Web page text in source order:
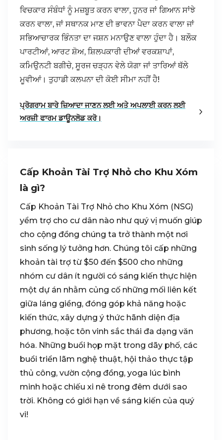
ਵਿਚਕਾਰ ਸੰਬੰਧਾਂ ਨੂੰ ਮਜ਼ਬੂਤ ਕਰਨ ਵਾਲਾ, ਹੁਨਰ ਜਾਂ ਗਿਆਨ ਸਾਂਝੇ
ਕਰਨ ਵਾਲਾ, ਜਾਂ ਸਥਾਨਕ ਮਾਣ ਦੀ ਭਾਵਨਾ ਪੈਦਾ ਕਰਨ ਵਾਲਾ ਜਾਂ
ਸਭਿਆਚਾਰਕ ਭਿੰਨਤਾ ਦਾ ਜਸ਼ਨ ਮਨਾਉਣ ਵਾਲਾ ਹੁੰਦਾ ਹੈ। ਬਲੌਕ
ਪਾਰਟੀਆਂ, ਆਰਟ ਸ਼ੋਅ, ਸ਼ਿਲਪਕਾਰੀ ਦੀਆਂ ਵਰਕਸ਼ਾਪਾਂ,
ਕਮਿਉਨਟੀ ਬਗੀਚੇ, ਸੂਰਜ ਚੜ੍ਹਨ ਵੇਲੇ ਯੋਗਾ ਜਾਂ ਤਾਰਿਆਂ ਥੱਲੇ
ਮੂਵੀਆਂ। ਤੁਹਾਡੀ ਕਲਪਨਾ ਦੀ ਕੋਈ ਸੀਮਾ ਨਹੀਂ ਹੈ!
ਪ੍ਰੋਗਰਾਮ ਬਾਰੇ ਜ਼ਿਆਦਾ ਜਾਣਨ ਲਈ ਅਤੇ ਅਪਲਾਈ ਕਰਨ ਲਈ
ਅਰਜ਼ੀ ਫਾਰਮ ਡਾਊਨਲੋਡ ਕਰੋ।
Cấp Khoản Tài Trợ Nhỏ cho Khu Xóm
là gì?
Cấp Khoản Tài Trợ Nhỏ cho Khu Xóm (NSG)
yểm trợ cho cư dân nào như quý vị muốn giúp
cho cộng đồng chúng ta trở thành một nơi
sinh sống lý tưởng hơn. Chúng tôi cấp những
khoản tài trợ từ $50 đến $500 cho những
nhóm cư dân ít người có sáng kiến thực hiện
một dự án nhằm củng cố những mối liên kết
giữa láng giềng, đóng góp khả năng hoặc
kiến thức, xây dựng ý thức hãnh diện địa
phương, hoặc tôn vinh sắc thái đa dạng văn
hóa. Những buổi họp mặt trong dãy phố, các
buổi triển lãm nghệ thuật, hội thảo thực tập
thủ công, vườn cộng đồng, yoga lúc bình
minh hoặc chiếu xi nê trong đêm dưới sao
trời. Không có giới hạn về sáng kiến của quý
vi!